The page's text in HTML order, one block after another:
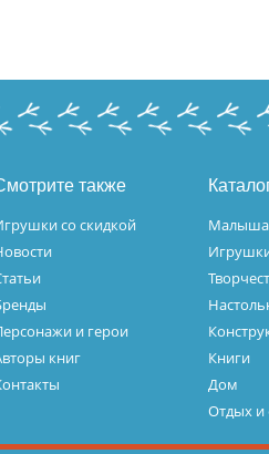
также
со скидкой
и герои
книг
Книги
Дом
Отдых и